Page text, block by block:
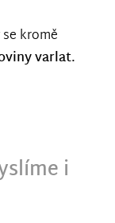
kromě
varlat.
i